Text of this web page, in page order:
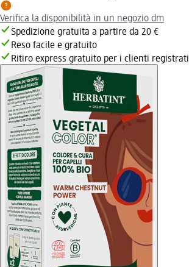
Verifica la disponibilità in un negozio dm
Spedizione gratuita a partire da 20 €
Reso facile e gratuito
Ritiro express gratuito per i clienti registrati